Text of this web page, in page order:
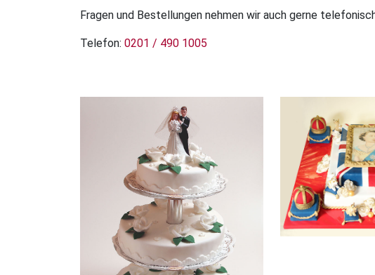
Fragen und Bestellungen nehmen wir auch gerne
Telefon: 0201 / 490 1005